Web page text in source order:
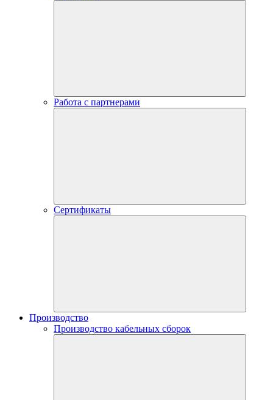
Работа с партнерами
Сертификаты
Производство
Производство кабельных сборок